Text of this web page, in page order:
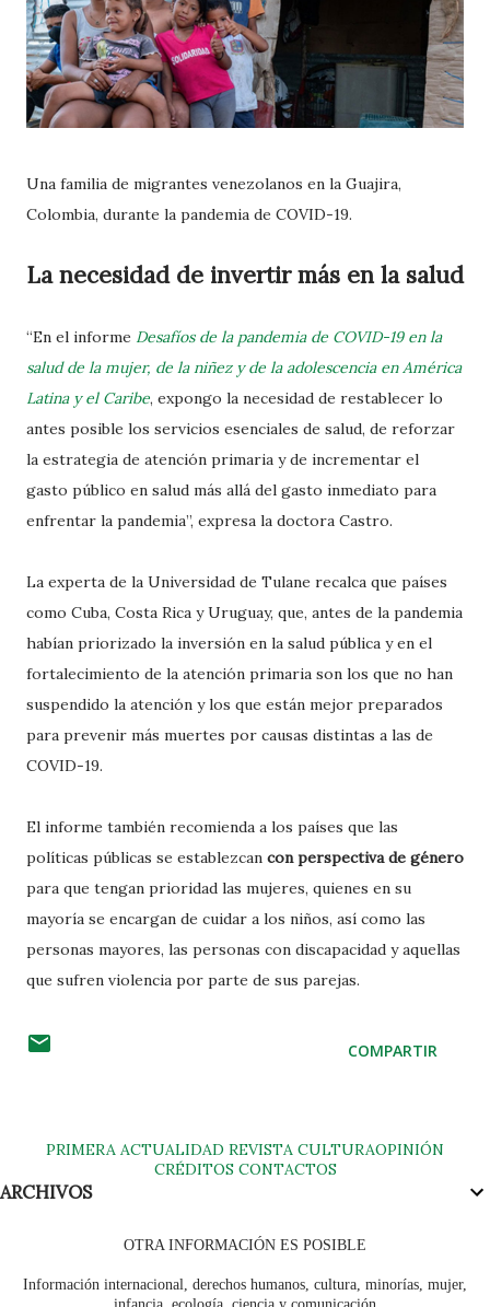
Una familia de migrantes venezolanos en la Guajira,
Colombia, durante la pandemia de COVID-19.
La necesidad de invertir más en la salud
“En el informe Desafíos de la pandemia de COVID-19 en la
salud de la mujer, de la niñez y de la adolescencia en América
Latina y el Caribe, expongo la necesidad de restablecer lo
antes posible los servicios esenciales de salud, de reforzar
la estrategia de atención primaria y de incrementar el
gasto público en salud más allá del gasto inmediato para
enfrentar la pandemia”, expresa la doctora Castro.
La experta de la Universidad de Tulane recalca que países
como Cuba, Costa Rica y Uruguay, que, antes de la pandemia
habían priorizado la inversión en la salud pública y en el
fortalecimiento de la atención primaria son los que no han
suspendido la atención y los que están mejor preparados
para prevenir más muertes por causas distintas a las de
COVID-19.
El informe también recomienda a los países que las
políticas públicas se establezcan con perspectiva de género
para que tengan prioridad las mujeres, quienes en su
mayoría se encargan de cuidar a los niños, así como las
personas mayores, las personas con discapacidad y aquellas
que sufren violencia por parte de sus parejas.
COMPARTIR
PRIMERA ACTUALIDAD REVISTA CULTURAOPINIÓN
CRÉDITOSCONTACTOS
ARCHIVOS
OTRA INFORMACIÓN ES POSIBLE
Información internacional, derechos humanos, cultura, minorías, mujer,